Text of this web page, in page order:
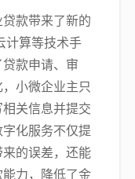
款带来了新的
计算等技术手
款申请、审
小微企业主只
关信息并提交
化服务不仅提
的误差，还能
力，降低了金